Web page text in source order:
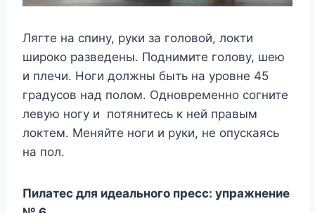
Лягте на спину, руки за головой, локти
широко разведены. Поднимите голову, шею
и плечи. Ноги должны быть на уровне 45
градусов над полом. Одновременно согните
левую ногу и потянитесь к ней правым
локтем. Меняйте ноги и руки, не опускаясь
на пол.
Пилатес для идеального пресс: упражнение